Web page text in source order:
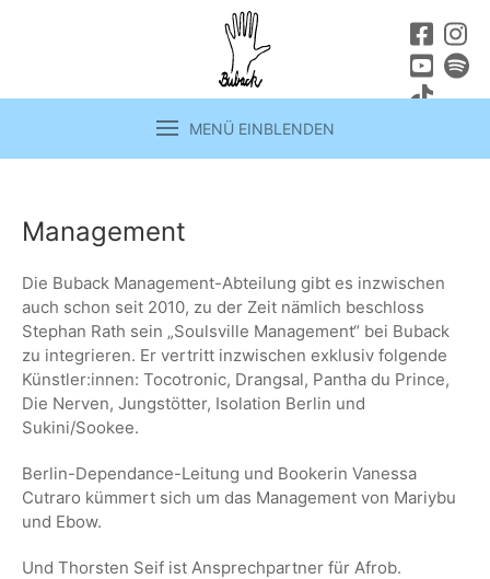
MENÜ EINBLENDEN
Management
Die Buback Management-Abteilung gibt es inzwischen
auch schon seit 2010, zu der Zeit nämlich beschloss
Stephan Rath sein „Soulsville Management“ bei Buback
zu integrieren. Er vertritt inzwischen exklusiv folgende
Künstler:innen: Tocotronic, Drangsal, Pantha du Prince,
Die Nerven, Jungstötter, Isolation Berlin und
Sukini/Sookee.
Berlin-Dependance-Leitung und Bookerin Vanessa
Cutraro kümmert sich um das Management von Mariybu
und Ebow.
Und Thorsten Seif ist Ansprechpartner für Afrob.